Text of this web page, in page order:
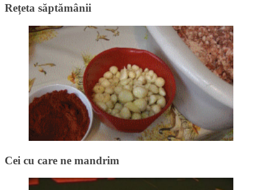
Rețeta săptămânii
Cei cu care ne mandrim